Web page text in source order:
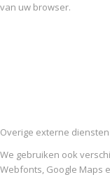
van uw browser.
Overige externe diensten
We gebruiken ook
Webfonts, Google Maps